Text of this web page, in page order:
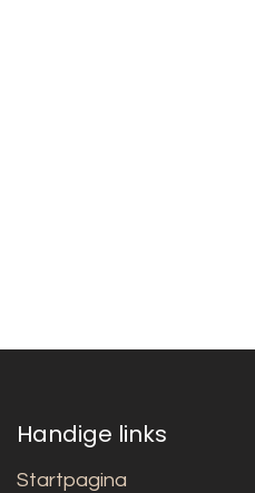
Handige links
Startpagina